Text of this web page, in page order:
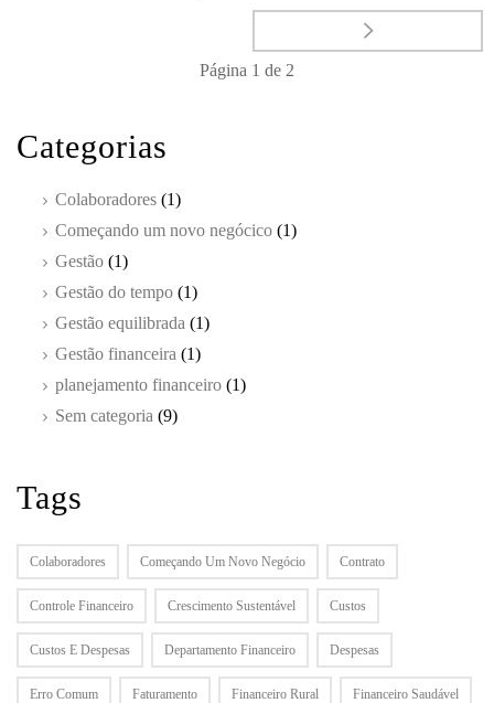
Página 1 de 2
Categorias
Colaboradores (1)
Começando um novo negócico (1)
Gestão (1)
Gestão do tempo (1)
Gestão equilibrada (1)
Gestão financeira (1)
planejamento financeiro (1)
Sem categoria (9)
Tags
Colaboradores Começando Um Novo Negócio Contrato
Controle Financeiro Crescimento Sustentável Custos
Custos E Despesas Departamento Financeiro Despesas
Erro Comum Faturamento Financeiro Rural Financeiro Saudável